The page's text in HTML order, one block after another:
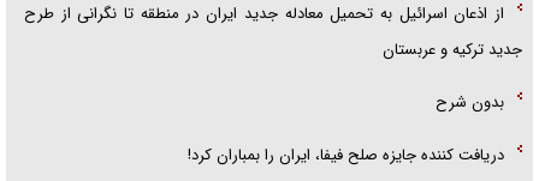
از اذعان اسرائیل به تحمیل معادله جدید ایران در منطقه تا نگرانی از طرح
جدید ترکیه و عربستان
بدون شرح
دریافت کننده جایزه صلح فیفا، ایران را بمباران کرد!